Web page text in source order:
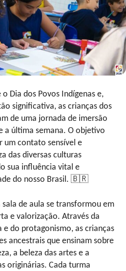
Dia dos Povos Indígenas e,
significativa, as crianças dos
de uma jornada de imersão
a última semana. O objetivo
contato sensível e
das diversas culturas
sua influência vital e
do nosso Brasil. 🇧🇷
sala de aula se transformou em
e valorização. Através da
do protagonismo, as crianças
ancestrais que ensinam sobre
a beleza das artes e a
originárias. Cada turma